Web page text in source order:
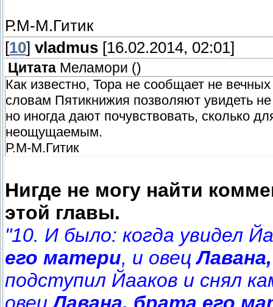
Р.М-М.Гитик
[10] vladmus [16.02.2014, 02:01]
Цитата Меламори ()
Как известно, Тора не сообщает не
словам Пятикнижия позволяют увидеть
но иногда дают почувствовать, сколько
неощущаемым.
Р.М-М.Гитик
Нигде не могу найти
этой главы.
"10. И было: когда увидел
его матери, и овец
подступил Йааков и снял